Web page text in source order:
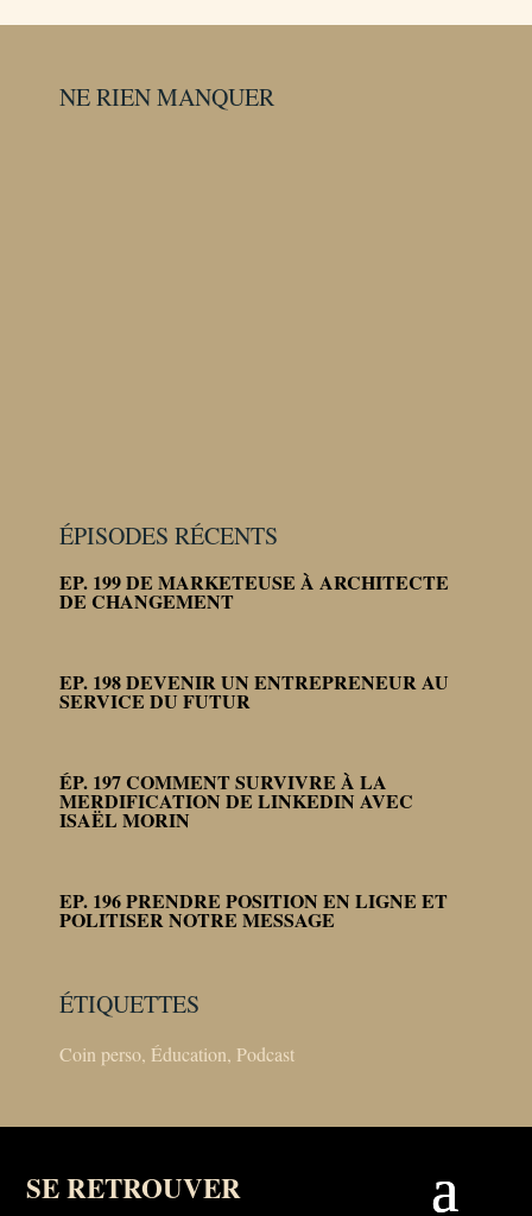
NE RIEN MANQUER
ÉPISODES RÉCENTS
EP. 199 DE MARKETEUSE À ARCHITECTE
DE CHANGEMENT
EP. 198 DEVENIR UN ENTREPRENEUR AU
SERVICE DU FUTUR
ÉP. 197 COMMENT SURVIVRE À LA
MERDIFICATION DE LINKEDIN AVEC
ISAËL MORIN
EP. 196 PRENDRE POSITION EN LIGNE ET
POLITISER NOTRE MESSAGE
ÉTIQUETTES
Coin perso, Éducation, Podcast
SE RETROUVER